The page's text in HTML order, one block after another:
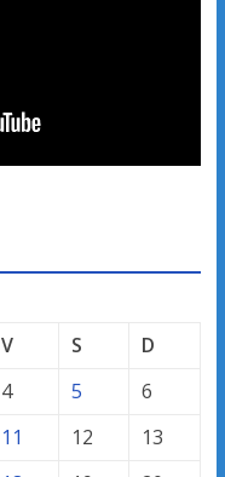
V S
D
4 5
6
11 12
13